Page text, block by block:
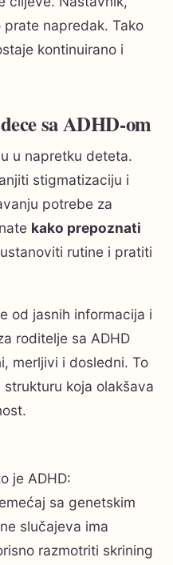
napredak. Tako
kontinuirano i
sa ADHD-om
u napretku deteta.
stigmatizaciju i
potrebe za
kako prepoznati
rutine i pratiti
od jasnih informacija i
roditelje sa ADHD
merljivi i dosledni. To
koja olakšava
je ADHD:
sa genetskim
slučajeva ima
razmotriti skrining